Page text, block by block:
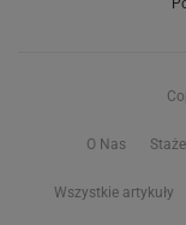
O Nas
Wszystkie artykuły